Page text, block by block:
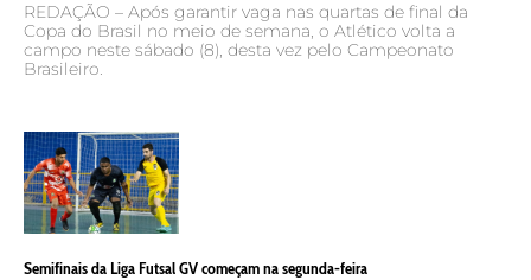
REDAÇÃO – Após garantir vaga nas quartas de final da
Copa do Brasil no meio de semana, o Atlético volta a
campo neste sábado (8), desta vez pelo Campeonato
Brasileiro.
Semifinais da Liga Futsal GV começam na segunda-feira